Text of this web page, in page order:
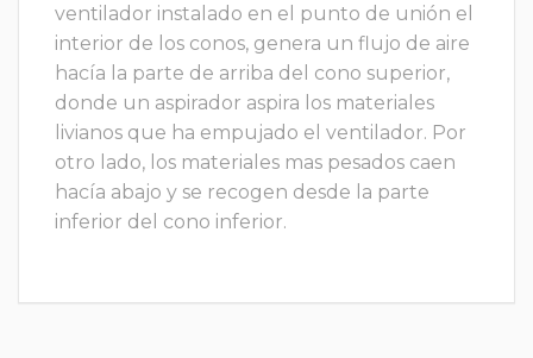
ventilador instalado en el punto de unión el
interior de los conos, genera un flujo de aire
hacía la parte de arriba del cono superior,
donde un aspirador aspira los materiales
livianos que ha empujado el ventilador. Por
otro lado, los materiales mas pesados caen
hacía abajo y se recogen desde la parte
inferior del cono inferior.